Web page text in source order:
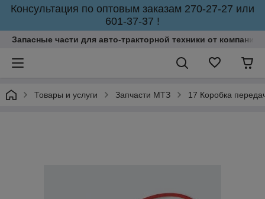
Консультация по оптовым заказам 270-27-27 или
601-37-37 !
Запасные части для авто-тракторной техники от
Товары и услуги Запчасти МТЗ 17 Коробка